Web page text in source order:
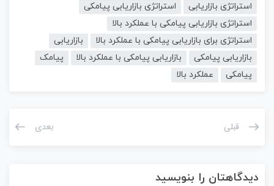
استراتژی بازاریابی
استراتژی بازاریابی پیامکی
استراتژی بازاریابی پیامکی با عملکرد بالا
استراتژی برای بازاریابی پیامکی با عملکرد بالا
بازاریابی
بازاریابی پیامکی
بازاریابی پیامکی با عملکرد بالا
پیامک
پیامکی
عملکرد بالا
قبلی بعدی
دیدگاهتان را بنویسید